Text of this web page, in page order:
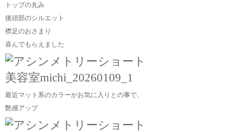
トップの丸み
後頭部のシルエット
襟足のおさまり
喜んでもらえました
最近マット系のカラーがお気に入りとの事で、
艶感アップ